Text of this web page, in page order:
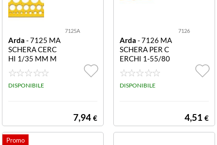
7125A
Arda - 7125 MA
SCHERA CERC
HI 1/35 MM M
ASCHERA PER
CERCHI 1/35 M
M - - 247 X 124
DISPONIBILE
7,94 €
7126
Arda - 7126 MA
SCHERA PER C
ERCHI 1-55/80
MASCHERA PE
R CERCHI 1-5
5/80
DISPONIBILE
4,51 €